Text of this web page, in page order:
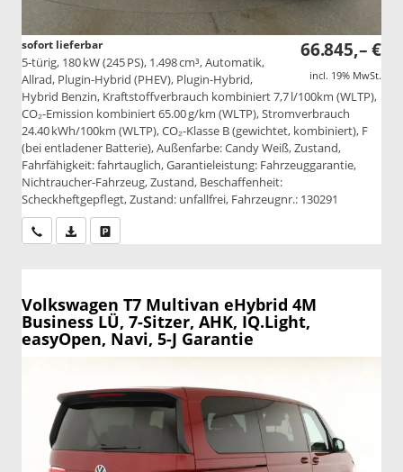
66.845,– €
incl. 19% MwSt.
sofort lieferbar
5-türig, 180 kW (245 PS), 1.498 cm³, Automatik,
Allrad, Plugin-Hybrid (PHEV), Plugin-Hybrid,
Hybrid Benzin, Kraftstoffverbrauch kombiniert 7,7 l/100km (WLTP),
CO₂-Emission kombiniert 65.00 g/km (WLTP), Stromverbrauch
24.40 kWh/100km (WLTP), CO₂-Klasse B (gewichtet, kombiniert), F
(bei entladener Batterie), Außenfarbe: Candy Weiß, Zustand,
Fahrfähigkeit: fahrtauglich, Garantieleistung: Fahrzeuggarantie,
Nichtraucher-Fahrzeug, Zustand, Beschaffenheit:
Scheckheftgepflegt, Zustand: unfallfrei, Fahrzeugnr.: 130291
Wir rufen Sie anPDF-Datei, Fahrzeugexposé drucken
Volkswagen T7 Multivan eHybrid 4M
Business LÜ, 7-Sitzer, AHK, IQ.Light,
easyOpen, Navi, 5-J Garantie